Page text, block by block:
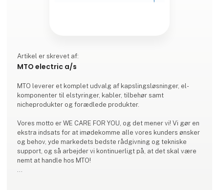
Artikel er skrevet af:
MTO electric a/s
MTO leverer et komplet udvalg af kapslingsløsninger, el-
komponenter til elstyringer, kabler, tilbehør samt
nicheprodukter og forædlede produkter.
Vores motto er WE CARE FOR YOU, og det mener vi! Vi gør en
ekstra indsats for at imødekomme alle vores kunders ønsker
og behov, yde markedets bedste rådgivning og tekniske
support, og så arbejder vi kontinuerligt på, at det skal være
nemt at handle hos MTO!